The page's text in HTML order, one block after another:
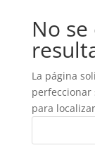
No
La página
perfeccionar
para